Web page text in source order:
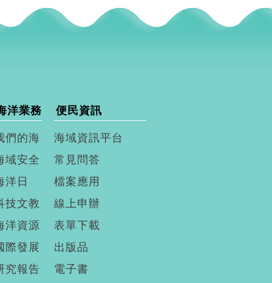
洋業務
們的海
域安全
洋日
技文教
洋資源
際發展
究報告
便民資訊
海域資訊平台
常見問答
檔案應用
線上申辦
表單下載
出版品
電子書